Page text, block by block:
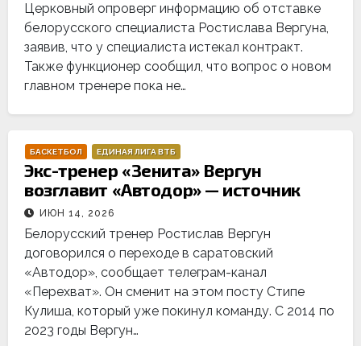
Церковный опроверг информацию об отставке
белорусского специалиста Ростислава Вергуна,
заявив, что у специалиста истекал контракт.
Также функционер сообщил, что вопрос о новом
главном тренере пока не…
БАСКЕТБОЛ ЕДИНАЯ ЛИГА ВТБ
Экс-тренер «Зенита» Вергун
возглавит «Автодор» — источник
ИЮН 14, 2026
Белорусский тренер Ростислав Вергун
договорился о переходе в саратовский
«Автодор», сообщает телеграм-канал
«Перехват». Он сменит на этом посту Стипе
Кулиша, который уже покинул команду. С 2014 по
2023 годы Вергун…